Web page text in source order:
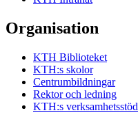
Organisation
KTH Biblioteket
KTH:s skolor
Centrumbildningar
Rektor och ledning
KTH:s verksamhetsstöd